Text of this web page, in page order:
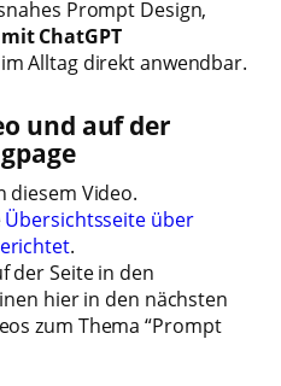
Prompt Design,
ChatGPT
Alltag direkt anwendbar.
und auf der
diesem Video.
Übersichtsseite über
.
der Seite in den
hier in den nächsten
zum Thema “Prompt